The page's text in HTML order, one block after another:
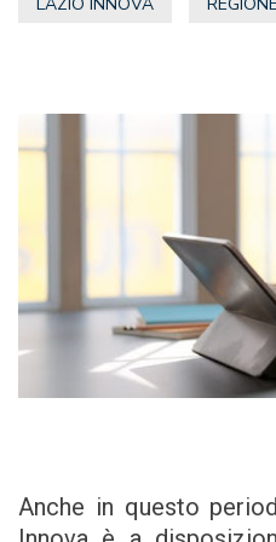
Anche in questo